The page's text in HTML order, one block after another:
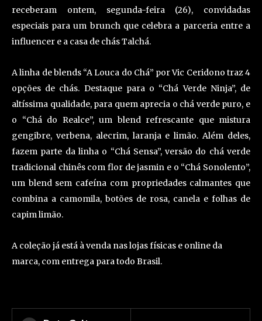
receberam ontem, segunda-feira (26), convidadas
especiais para um brunch que celebra a parceria entre a
influencer e a casa de chás Talchá.
A linha de blends “A Louca do Chá” por Vic Ceridono traz 4
opções de chás. Destaque para o “Chá Verde Ninja”, de
altíssima qualidade, para quem aprecia o chá verde puro, e
o “Chá do Realce”, um blend refrescante que mistura
gengibre, verbena, alecrim, laranja e limão. Além deles,
fazem parte da linha o “Chá Sensa”, versão do chá verde
tradicional chinês com flor de jasmin e o “Chá Sonolento”,
um blend sem cafeína com propriedades calmantes que
combina a camomila, botões de rosa, canela e folhas de
capim limão.
A coleção já está à venda nas lojas físicas e online da
marca, com entrega para todo Brasil.